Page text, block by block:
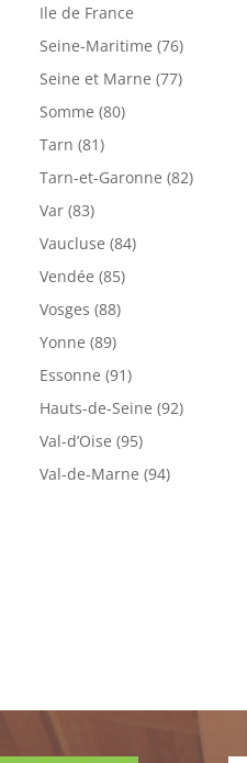
Ile de France
Seine-Maritime (76)
Seine et Marne (77)
Somme (80)
Tarn (81)
Tarn-et-Garonne (82)
Var (83)
Vaucluse (84)
Vendée (85)
Vosges (88)
Yonne (89)
Essonne (91)
Hauts-de-Seine (92)
Val-d’Oise (95)
Val-de-Marne (94)